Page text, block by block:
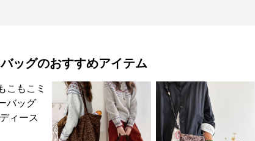
バッグのおすすめアイテム